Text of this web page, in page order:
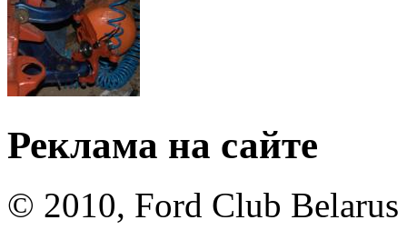
Реклама на сайте
© 2010, Ford Club Belarus